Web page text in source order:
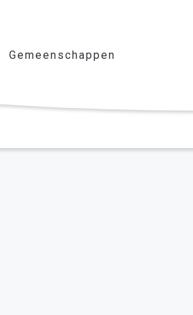
Gemeenschappen